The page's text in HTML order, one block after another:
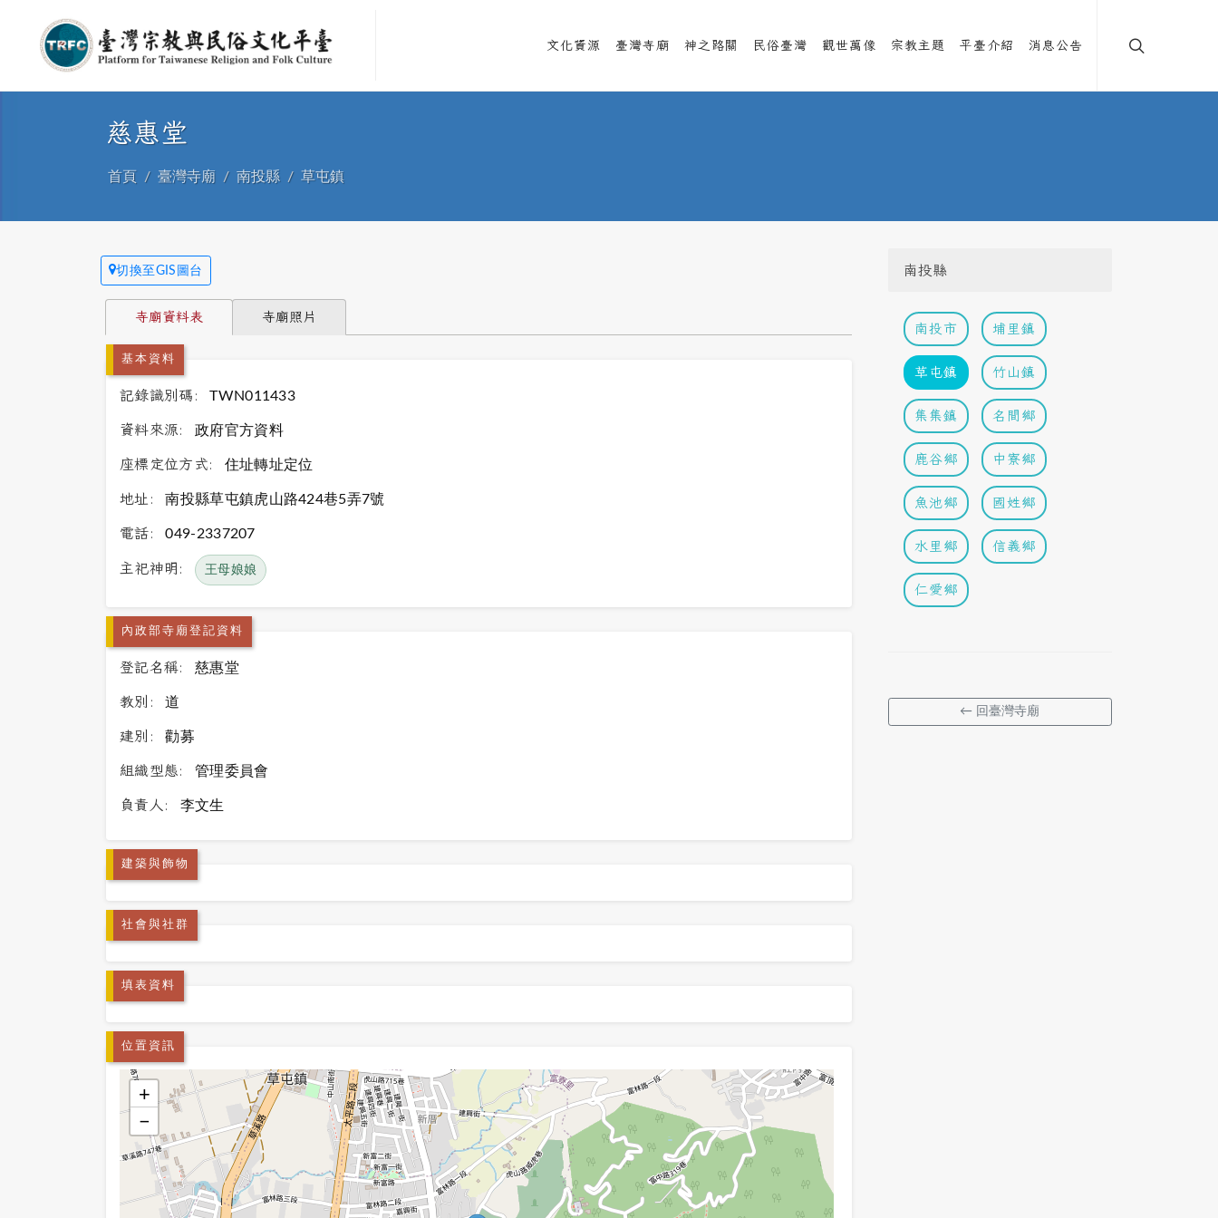
文化資源 臺灣寺廟 神之路關 民俗臺灣 觀世萬像 宗教主題 平臺介紹 消息公告
慈惠堂
首頁 臺灣寺廟 南投縣 草屯鎮
切換至GIS圖台
寺廟資料表 寺廟照片
基本資料
記錄識別碼: TWN011433
資料來源: 政府官方資料
座標定位方式: 住址轉址定位
地址: 南投縣草屯鎮虎山路424巷5弄7號
電話: 049-2337207
主祀神明: 王母娘娘
內政部寺廟登記資料
登記名稱: 慈惠堂
教別: 道
建別: 勸募
組織型態: 管理委員會
負責人: 李文生
建築與飾物
社會與社群
填表資料
位置資訊
+
−
南投縣
南投市 埔里鎮
草屯鎮 竹山鎮
集集鎮 名間鄉
鹿谷鄉 中寮鄉
魚池鄉 國姓鄉
水里鄉 信義鄉
仁愛鄉
← 回臺灣寺廟